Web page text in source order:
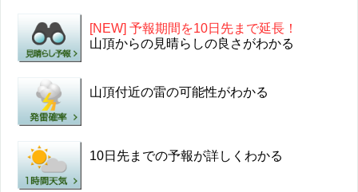
[NEW] 予報期間を10日先まで延長！
山頂からの見晴らしの良さがわかる
山頂付近の雷の可能性がわかる
10日先までの予報が詳しくわかる